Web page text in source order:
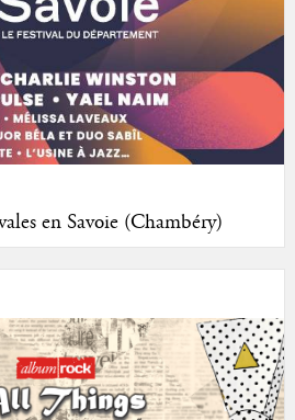
en Savoie (Chambéry)